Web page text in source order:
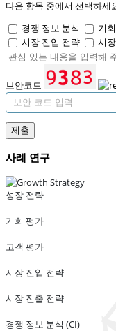
다음 항목 중에서 선택하세
경쟁 정보 분석
기
시장 진입 전략
시
보안코드
제출
사례 연구
성장 전략
기회 평가
고객 평가
시장 진입 전략
시장 진출 전략
경쟁 정보 분석 (CI)